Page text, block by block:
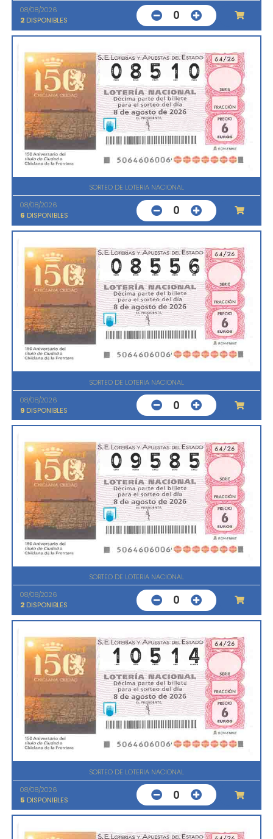
08/08/2026
2 DISPONIBLES 0
SORTEO DE LOTERIA NACIONAL
08/08/2026
6 DISPONIBLES 0
SORTEO DE LOTERIA NACIONAL
08/08/2026
9 DISPONIBLES 0
SORTEO DE LOTERIA NACIONAL
08/08/2026
2 DISPONIBLES 0
SORTEO DE LOTERIA NACIONAL
08/08/2026
5 DISPONIBLES 0